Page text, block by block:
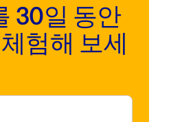
30일 동안
험해 보세